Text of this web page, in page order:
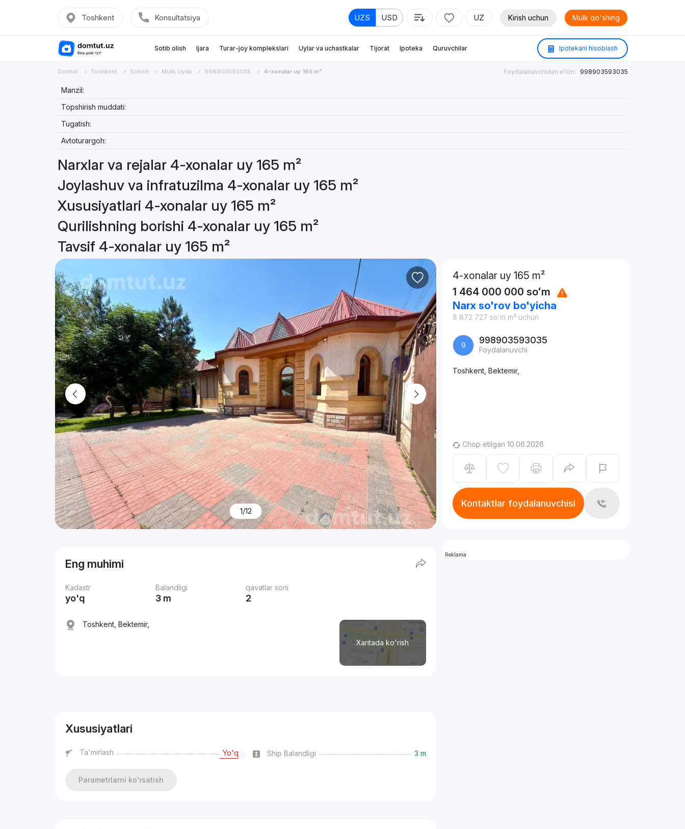
Toshkent Konsultatsiya UZS USD UZ Kirish uchun Mulk qo'shing
Sotib olish Ijara Turar-joy komplekslari Uylar va uchastkalar Tijorat Ipoteka Quruvchilar Ipotekani hisoblash
Domtut Toshkent Sotish Mulk, Uyda 998903593035 4-xonalar uy 165 m² Foydalanuvchidan e'lon: 998903593035
Manzil:
Topshirish muddati:
Tugatish:
Avtoturargoh:
Narxlar va rejalar 4-xonalar uy 165 m²
Joylashuv va infratuzilma 4-xonalar uy 165 m²
Xususiyatlari 4-xonalar uy 165 m²
Qurilishning borishi 4-xonalar uy 165 m²
Tavsif 4-xonalar uy 165 m²
1/12
Eng muhimi
Kadastr
yo'q
Balandligi
3 m
qavatlar soni
2
Xaritada ko'rish
Toshkent, Bektemir,
Xususiyatlari
Ta'mirlash Yo'q Ship Balandligi 3 m
Parametrlarni ko'rsatish
4-xonalar uy 165 m²
1 464 000 000 soʻm
Narx so'rov bo'yicha
8 872 727 soʻm m² uchun
9 998903593035
Foydalanuvchi
Toshkent, Bektemir,
Chop etilgan 10.06.2026
Kontaktlar foydalanuvchisi
Reklama